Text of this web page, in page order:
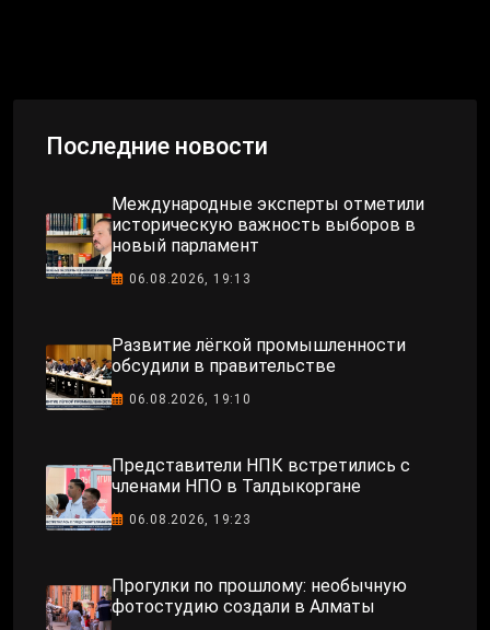
Последние новости
Международные эксперты отметили
историческую важность выборов в
новый парламент
06.08.2026, 19:13
Развитие лёгкой промышленности
обсудили в правительстве
06.08.2026, 19:10
Представители НПК встретились с
членами НПО в Талдыкоргане
06.08.2026, 19:23
Прогулки по прошлому: необычную
фотостудию создали в Алматы